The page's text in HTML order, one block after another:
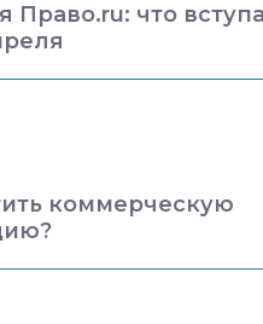
Право.ru: что
коммерческую